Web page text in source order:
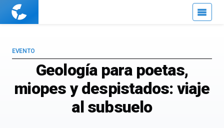
Cuaderno
Geología para poetas,
miopes y despistados: viaje
al subsuelo
EVENTO